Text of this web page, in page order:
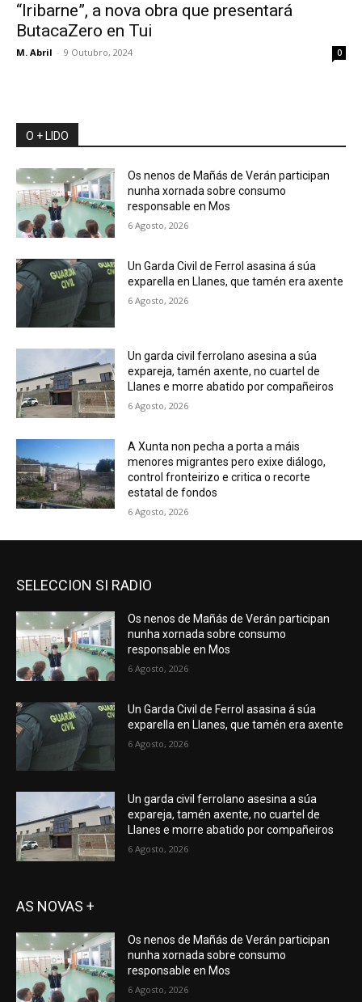
“Iribarne”, a nova obra que presentará
ButacaZero en Tui
M. Abril - 9 Outubro, 2024 0
O + LIDO
Os nenos de Mañás de Verán participan
nunha xornada sobre consumo
responsable en Mos
6 Agosto, 2026
Un Garda Civil de Ferrol asasina á súa
exparella en Llanes, que tamén era axente
6 Agosto, 2026
Un garda civil ferrolano asesina a súa
expareja, tamén axente, no cuartel de
Llanes e morre abatido por compañeiros
6 Agosto, 2026
A Xunta non pecha a porta a máis
menores migrantes pero exixe diálogo,
control fronteirizo e critica o recorte
estatal de fondos
6 Agosto, 2026
SELECCION SI RADIO
Os nenos de Mañás de Verán participan
nunha xornada sobre consumo
responsable en Mos
6 Agosto, 2026
Un Garda Civil de Ferrol asasina á súa
exparella en Llanes, que tamén era axente
6 Agosto, 2026
Un garda civil ferrolano asesina a súa
expareja, tamén axente, no cuartel de
Llanes e morre abatido por compañeiros
6 Agosto, 2026
AS NOVAS +
Os nenos de Mañás de Verán participan
nunha xornada sobre consumo
responsable en Mos
6 Agosto, 2026